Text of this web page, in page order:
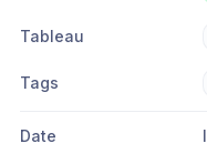
Tableau
Tags
Date